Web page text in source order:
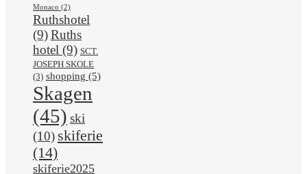
Monaco (2)
Ruthshotel
(9)Ruths
hotel (9) SCT.
JOSEPH SKOLE
(3) shopping (5)
Skagen
(45) ski
(10) skiferie
(14)
skiferie2025